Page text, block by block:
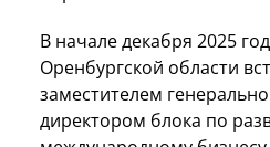
В начале декабря 2025
Оренбургской области
заместителем
директором блока по